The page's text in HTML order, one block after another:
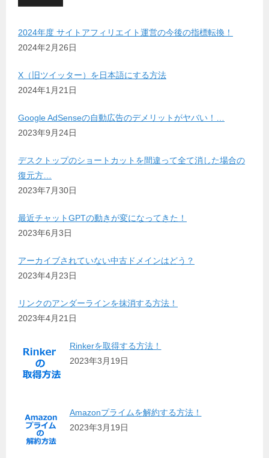
2024年度 サイトアフィリエイト運営の今後の指標転換！
2024年2月26日
X（旧ツイッター）を日本語にする方法
2024年1月21日
Google AdSenseの自動広告のデメリットがヤバい！…
2023年9月24日
デスクトップのショートカットを間違って全て消した場合の
復元方…
2023年7月30日
最近チャットGPTの動きが変になってきた！
2023年6月3日
アーカイブされていない中古ドメインはどう？
2023年4月23日
リンクのアンダーラインを抹消する方法！
2023年4月21日
Rinkerを取得する方法！
2023年3月19日
Amazonプライムを解約する方法！
2023年3月19日